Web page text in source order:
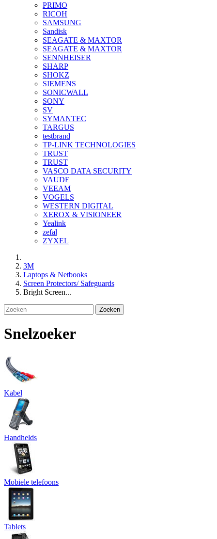
PRIMO
RICOH
SAMSUNG
Sandisk
SEAGATE & MAXTOR
SEAGATE & MAXTOR
SENNHEISER
SHARP
SHOKZ
SIEMENS
SONICWALL
SONY
SV
SYMANTEC
TARGUS
testbrand
TP-LINK TECHNOLOGIES
TRUST
TRUST
VASCO DATA SECURITY
VAUDE
VEEAM
VOGELS
WESTERN DIGITAL
XEROX & VISIONEER
Yealink
zefal
ZYXEL
3M
Laptops & Netbooks
Screen Protectors/ Safeguards
Bright Screen...
Zoeken
Snelzoeker
Kabel
Handhelds
Mobiele telefoons
Tablets